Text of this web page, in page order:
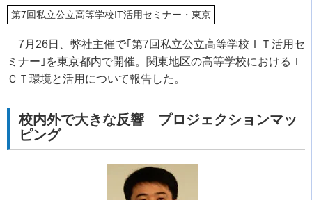
第7回私立公立高等学校IT活用セミナー・東京
7月26日、弊社主催で｢第7回私立公立高等学校ＩＴ活用セ
ミナー｣を東京都内で開催。関東地区の高等学校におけるＩ
ＣＴ環境と活用について報告した。
校内外で大きな反響 プロジェクションマッ
ピング